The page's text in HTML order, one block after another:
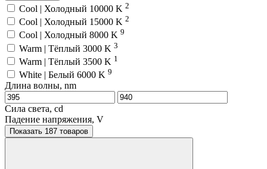
Cool | Холодный 10000 K 2
Cool | Холодный 15000 K 2
Cool | Холодный 8000 K 9
Warm | Тёплый 3000 K 3
Warm | Тёплый 3500 K 1
White | Белый 6000 K 9
Длина волны, nm
Сила света, cd
Падение напряжения, V
Показать 187 товаров